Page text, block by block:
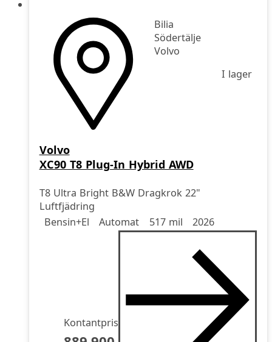
Bilia
Södertälje
Volvo
I lager
Volvo
XC90 T8 Plug-In Hybrid AWD
T8 Ultra Bright B&W Dragkrok 22"
Luftfjädring
Drivmedel
Bensin+El
Drivmedel Automat
Miltal 517 mil
årsmodell 2026
Kontantpris